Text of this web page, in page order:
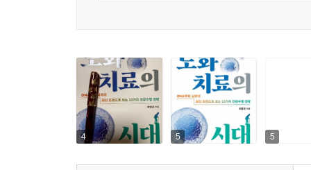
전문가가 아니어도 누구나 일상에서 바로 실천할
있다. 3개월 내 생물학적 나이 10년 되돌리기부터
4 5 5